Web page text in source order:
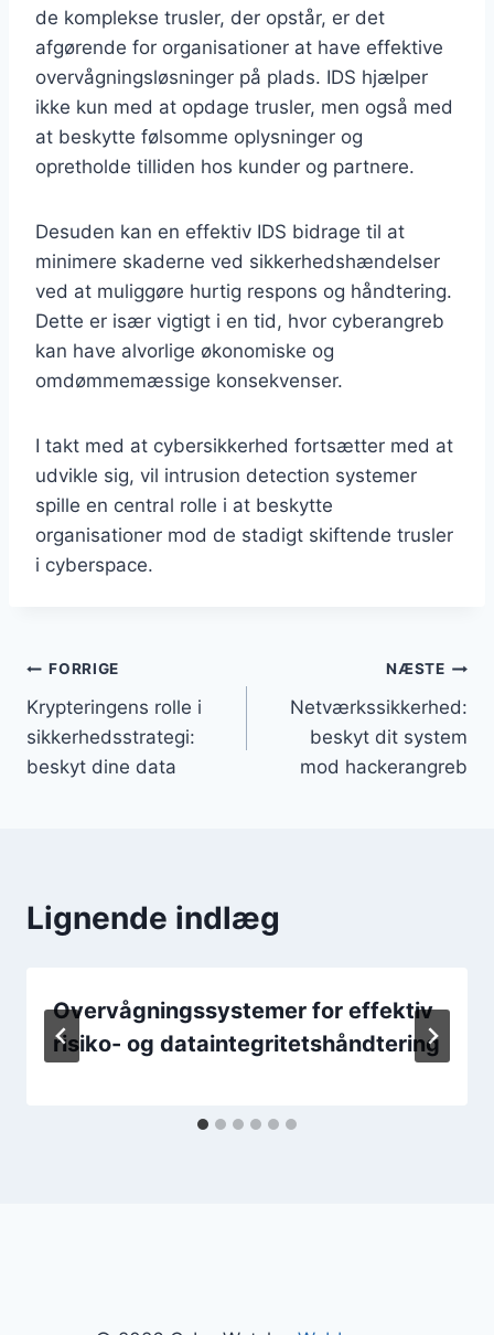
de komplekse trusler, der opstår, er det
afgørende for organisationer at have effektive
overvågningsløsninger på plads. IDS hjælper
ikke kun med at opdage trusler, men også med
at beskytte følsomme oplysninger og
opretholde tilliden hos kunder og partnere.
Desuden kan en effektiv IDS bidrage til at
minimere skaderne ved sikkerhedshændelser
ved at muliggøre hurtig respons og håndtering.
Dette er især vigtigt i en tid, hvor cyberangreb
kan have alvorlige økonomiske og
omdømmemæssige konsekvenser.
I takt med at cybersikkerhed fortsætter med at
udvikle sig, vil intrusion detection systemer
spille en central rolle i at beskytte
organisationer mod de stadigt skiftende trusler
i cyberspace.
Indlægsnavigation
FORRIGE
Krypteringens rolle i
sikkerhedsstrategi:
beskyt dine data
NÆSTE
Netværkssikkerhed:
beskyt dit system
mod hackerangreb
Lignende indlæg
Overvågningssystemer for effektiv
risiko- og dataintegritetshåndtering